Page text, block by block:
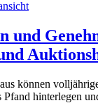
und
können
Pfand hinterlegen